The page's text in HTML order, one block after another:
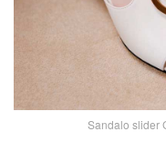
Sandalo slider